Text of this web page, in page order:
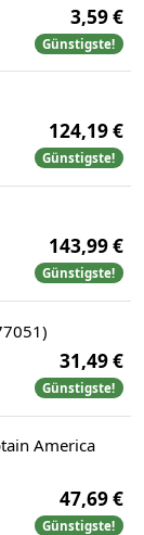
3,59 €
Günstigste!
124,19 €
Günstigste!
143,99 €
Günstigste!
31,49 €
Günstigste!
America
47,69 €
Günstigste!